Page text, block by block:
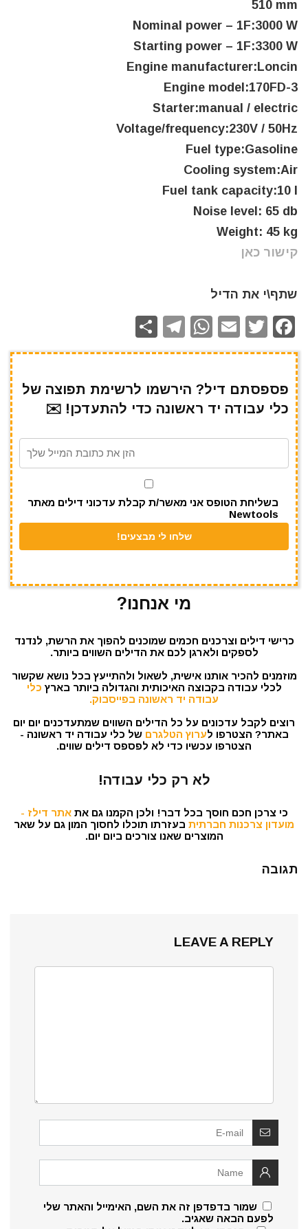
510 mm
Nominal power – 1F:3000 W
Starting power – 1F:3300 W
Engine manufacturer:Loncin
Engine model:170FD-3
Starter:manual / electric
Voltage/frequency:230V / 50Hz
Fuel type:Gasoline
Cooling system:Air
Fuel tank capacity:10 l
Noise level: 65 db
Weight: 45 kg
קישור כאן
שתף\י את הדיל
F
a
e
b
o
T
w
te
r
E
m
l
W
h
s
A
p
T
el
gr
a
m
h
e
פספסתם דיל? הירשמו לרשימת תפוצה של
כלי עבודה יד ראשונה כדי להתעדכן! ✉️
בשליחת הטופס אני מאשר/ת קבלת עדכוני דילים מאתר
Newtools
מי אנחנו?
כרישי דילים וצרכנים חכמים שמוכנים להפוך את הרשת, לנדנד
לספקים ולארגן לכם את הדילים השווים ביותר.
מוזמנים להכיר אותנו אישית, לשאול ולהתייעץ בכל נושא שקשור
לכלי עבודה בקבוצה האיכותית והגדולה ביותר בארץ כלי
עבודה יד ראשונה בפייסבוק.
רוצים לקבל עדכונים על כל הדילים השווים שמתעדכנים יום יום
באתר? הצטרפו לערוץ הטלגרם של כלי עבודה יד ראשונה -
הצטרפו עכשיו כדי לא לפספס דילים שווים.
לא רק כלי עבודה!
כי צרכן חכם חוסך בכל דבר! ולכן הקמנו גם אתאתר דילז -
מועדון צרכנות חברתית בעזרתו תוכלו לחסוך המון גם על שאר
המוצרים שאנו צורכים ביום יום.
תגובה
LEAVE A REPLY
שמור בדפדפן זה את השם, האימייל והאתר שלי
לפעם הבאה שאגיב.